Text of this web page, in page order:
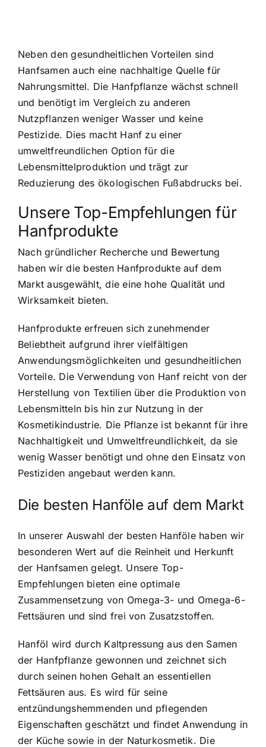
Neben den gesundheitlichen Vorteilen sind
Hanfsamen auch eine nachhaltige Quelle für
Nahrungsmittel. Die Hanfpflanze wächst schnell
und benötigt im Vergleich zu anderen
Nutzpflanzen weniger Wasser und keine
Pestizide. Dies macht Hanf zu einer
umweltfreundlichen Option für die
Lebensmittelproduktion und trägt zur
Reduzierung des ökologischen Fußabdrucks bei.
Unsere Top-Empfehlungen für
Hanfprodukte
Nach gründlicher Recherche und Bewertung
haben wir die besten Hanfprodukte auf dem
Markt ausgewählt, die eine hohe Qualität und
Wirksamkeit bieten.
Hanfprodukte erfreuen sich zunehmender
Beliebtheit aufgrund ihrer vielfältigen
Anwendungsmöglichkeiten und gesundheitlichen
Vorteile. Die Verwendung von Hanf reicht von der
Herstellung von Textilien über die Produktion von
Lebensmitteln bis hin zur Nutzung in der
Kosmetikindustrie. Die Pflanze ist bekannt für ihre
Nachhaltigkeit und Umweltfreundlichkeit, da sie
wenig Wasser benötigt und ohne den Einsatz von
Pestiziden angebaut werden kann.
Die besten Hanföle auf dem Markt
In unserer Auswahl der besten Hanföle haben wir
besonderen Wert auf die Reinheit und Herkunft
der Hanfsamen gelegt. Unsere Top-
Empfehlungen bieten eine optimale
Zusammensetzung von Omega-3- und Omega-6-
Fettsäuren und sind frei von Zusatzstoffen.
Hanföl wird durch Kaltpressung aus den Samen
der Hanfpflanze gewonnen und zeichnet sich
durch seinen hohen Gehalt an essentiellen
Fettsäuren aus. Es wird für seine
entzündungshemmenden und pflegenden
Eigenschaften geschätzt und findet Anwendung in
der Küche sowie in der Naturkosmetik. Die